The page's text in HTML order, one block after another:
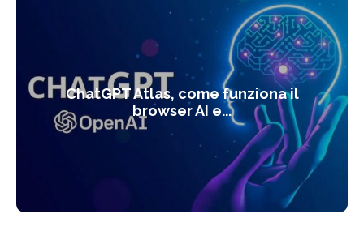
ChatGPT Atlas, come funziona il
browser AI e...